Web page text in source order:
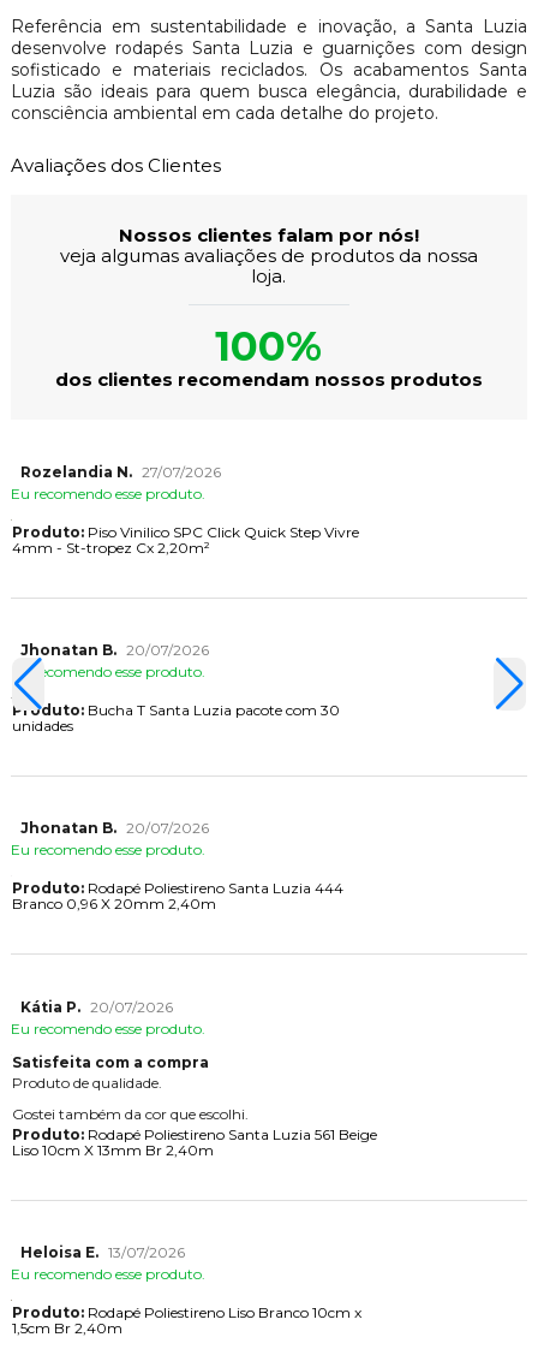
Referência em sustentabilidade e inovação, a Santa Luzia
desenvolve rodapés Santa Luzia e guarnições com design
sofisticado e materiais reciclados. Os acabamentos Santa
Luzia são ideais para quem busca elegância, durabilidade e
consciência ambiental em cada detalhe do projeto.
Avaliações dos Clientes
Nossos clientes falam por nós!
veja algumas avaliações de produtos da nossa
loja.
100%
dos clientes recomendam nossos produtos
Rozelandia N. 27/07/2026
Eu recomendo esse produto.
Produto:Piso Vinilico SPC Click Quick Step Vivre
4mm - St-tropez Cx 2,20m²
Jhonatan B. 20/07/2026
Eu recomendo esse produto.
Produto:Bucha T Santa Luzia pacote com 30
unidades
Jhonatan B. 20/07/2026
Eu recomendo esse produto.
Produto:Rodapé Poliestireno Santa Luzia 444
Branco 0,96 X 20mm 2,40m
Kátia P. 20/07/2026
Eu recomendo esse produto.
Satisfeita com a compra
Produto de qualidade.
Gostei também da cor que escolhi.
Produto:Rodapé Poliestireno Santa Luzia 561 Beige
Liso 10cm X 13mm Br 2,40m
Heloisa E. 13/07/2026
Eu recomendo esse produto.
Produto:Rodapé Poliestireno Liso Branco 10cm x
1,5cm Br 2,40m